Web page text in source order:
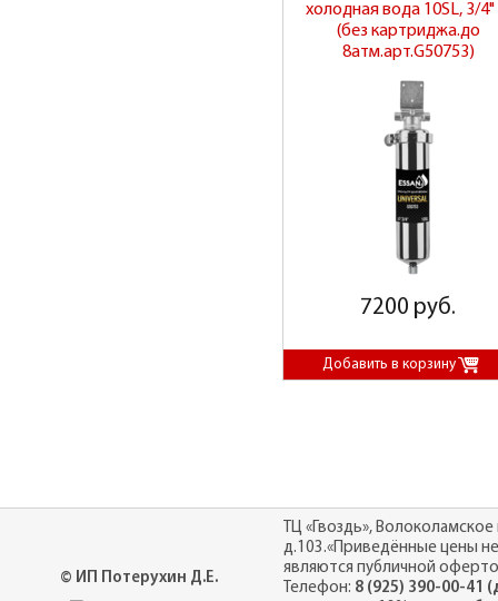
холодная вода 10SL, 3/
(без картриджа.до
8атм.арт.G50753)
7200 руб.
© ИП Потерухин Д.Е.
ТЦ «Гвоздь», Волоколамское
д.103.«Приведённые цены не
являются публичной
Телефон: 8 (925) 390-00-41